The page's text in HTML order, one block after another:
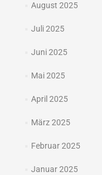
August 2025
Juli 2025
Juni 2025
Mai 2025
April 2025
März 2025
Februar 2025
Januar 2025